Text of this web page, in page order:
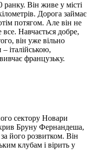
Він живе у місті
Дорога займає
потягом. Але він не
Навчається добре,
він уже вільно
італійською,
французьку.
сектору Новари
Бруну Фернандеша,
його розвитком. Він
клубам і вірить у